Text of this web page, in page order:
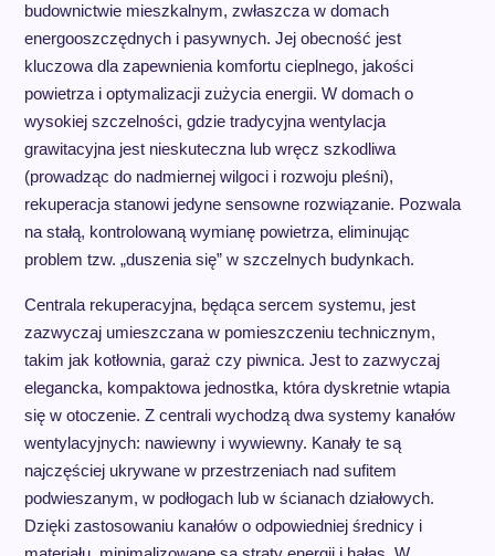
budownictwie mieszkalnym, zwłaszcza w domach
energooszczędnych i pasywnych. Jej obecność jest
kluczowa dla zapewnienia komfortu cieplnego, jakości
powietrza i optymalizacji zużycia energii. W domach o
wysokiej szczelności, gdzie tradycyjna wentylacja
grawitacyjna jest nieskuteczna lub wręcz szkodliwa
(prowadząc do nadmiernej wilgoci i rozwoju pleśni),
rekuperacja stanowi jedyne sensowne rozwiązanie. Pozwala
na stałą, kontrolowaną wymianę powietrza, eliminując
problem tzw. „duszenia się” w szczelnych budynkach.
Centrala rekuperacyjna, będąca sercem systemu, jest
zazwyczaj umieszczana w pomieszczeniu technicznym,
takim jak kotłownia, garaż czy piwnica. Jest to zazwyczaj
elegancka, kompaktowa jednostka, która dyskretnie wtapia
się w otoczenie. Z centrali wychodzą dwa systemy kanałów
wentylacyjnych: nawiewny i wywiewny. Kanały te są
najczęściej ukrywane w przestrzeniach nad sufitem
podwieszanym, w podłogach lub w ścianach działowych.
Dzięki zastosowaniu kanałów o odpowiedniej średnicy i